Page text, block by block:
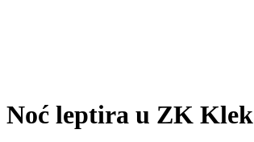
Noć leptira u ZK Klek